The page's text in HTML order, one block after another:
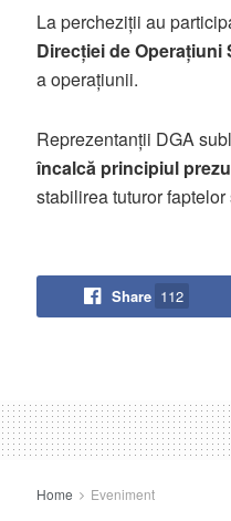
La percheziții au
Direcției de Operațiuni
a operațiunii.
Reprezentanții DGA
încalcă principiul
stabilirea tuturor
Share 112
Home Eveniment